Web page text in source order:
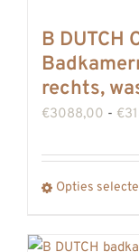
B DUTCH
rechts,
€3088,00 - €
Opties